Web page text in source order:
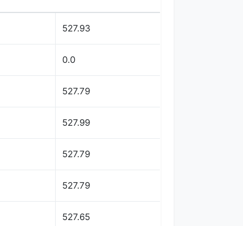
527.93
0.0
527.79
527.99
527.79
527.79
527.65